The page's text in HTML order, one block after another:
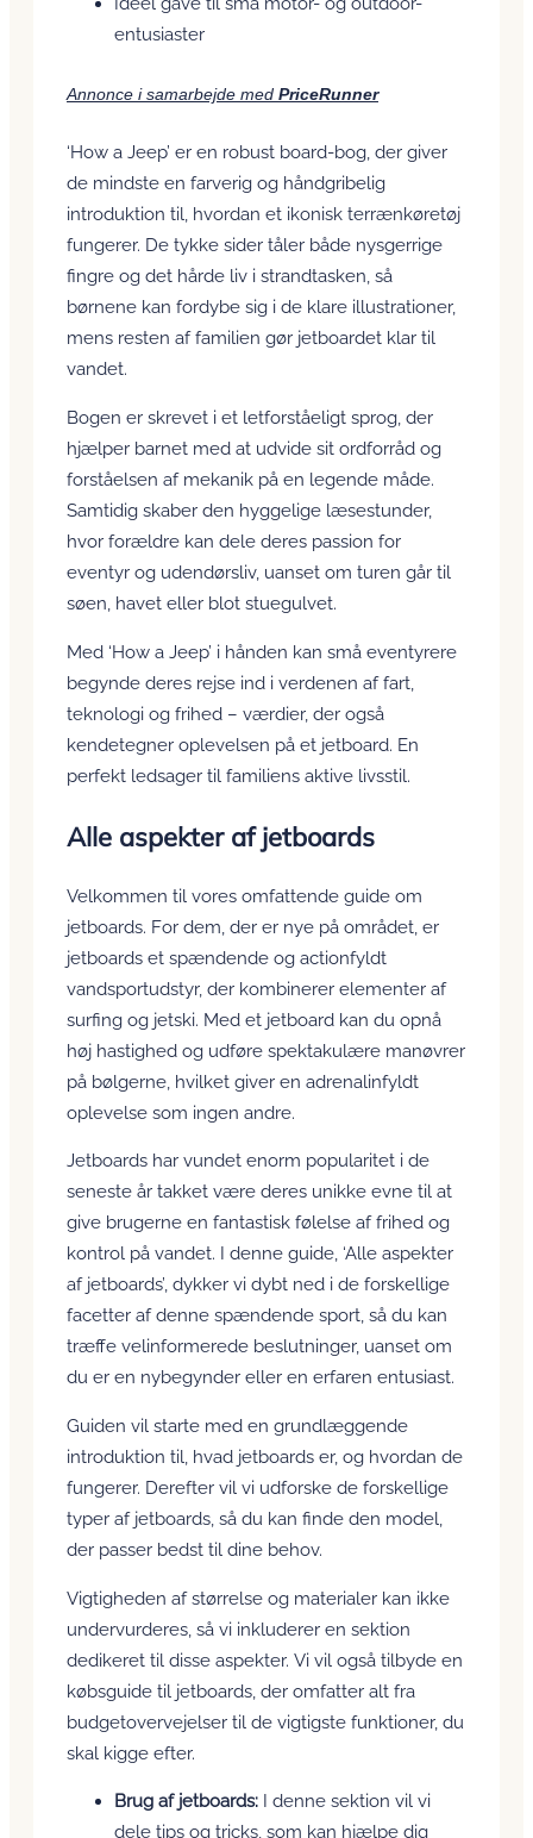
entusiaster
Annonce i samarbejde med PriceRunner
‘How a Jeep’ er en robust board-bog, der giver
de mindste en farverig og håndgribelig
introduktion til, hvordan et ikonisk terrænkøretøj
fungerer. De tykke sider tåler både nysgerrige
fingre og det hårde liv i strandtasken, så
børnene kan fordybe sig i de klare illustrationer,
mens resten af familien gør jetboardet klar til
vandet.
Bogen er skrevet i et letforståeligt sprog, der
hjælper barnet med at udvide sit ordforråd og
forståelsen af mekanik på en legende måde.
Samtidig skaber den hyggelige læsestunder,
hvor forældre kan dele deres passion for
eventyr og udendørsliv, uanset om turen går til
søen, havet eller blot stuegulvet.
Med ‘How a Jeep’ i hånden kan små eventyrere
begynde deres rejse ind i verdenen af fart,
teknologi og frihed – værdier, der også
kendetegner oplevelsen på et jetboard. En
perfekt ledsager til familiens aktive livsstil.
Alle aspekter af jetboards
Velkommen til vores omfattende guide om
jetboards. For dem, der er nye på området, er
jetboards et spændende og actionfyldt
vandsportudstyr, der kombinerer elementer af
surfing og jetski. Med et jetboard kan du opnå
høj hastighed og udføre spektakulære manøvrer
på bølgerne, hvilket giver en adrenalinfyldt
oplevelse som ingen andre.
Jetboards har vundet enorm popularitet i de
seneste år takket være deres unikke evne til at
give brugerne en fantastisk følelse af frihed og
kontrol på vandet. I denne guide, ‘Alle aspekter
af jetboards’, dykker vi dybt ned i de forskellige
facetter af denne spændende sport, så du kan
træffe velinformerede beslutninger, uanset om
du er en nybegynder eller en erfaren entusiast.
Guiden vil starte med en grundlæggende
introduktion til, hvad jetboards er, og hvordan de
fungerer. Derefter vil vi udforske de forskellige
typer af jetboards, så du kan finde den model,
der passer bedst til dine behov.
Vigtigheden af størrelse og materialer kan ikke
undervurderes, så vi inkluderer en sektion
dedikeret til disse aspekter. Vi vil også tilbyde en
købsguide til jetboards, der omfatter alt fra
budgetovervejelser til de vigtigste funktioner, du
skal kigge efter.
Brug af jetboards: I denne sektion vil vi
dele tips og tricks, som kan hjælpe dig